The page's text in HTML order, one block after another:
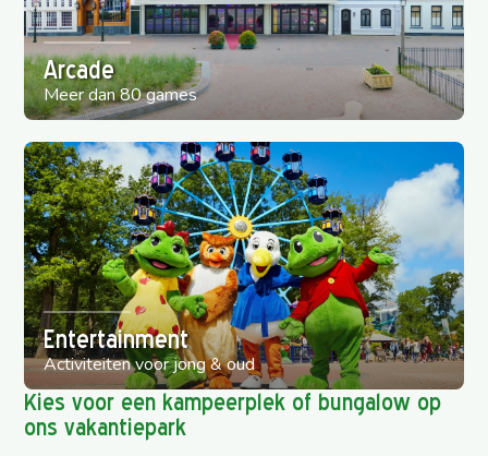
Arcade
Meer dan 80 games
Entertainment
Activiteiten voor jong & oud
Kies voor een kampeerplek of bungalow op
ons vakantiepark